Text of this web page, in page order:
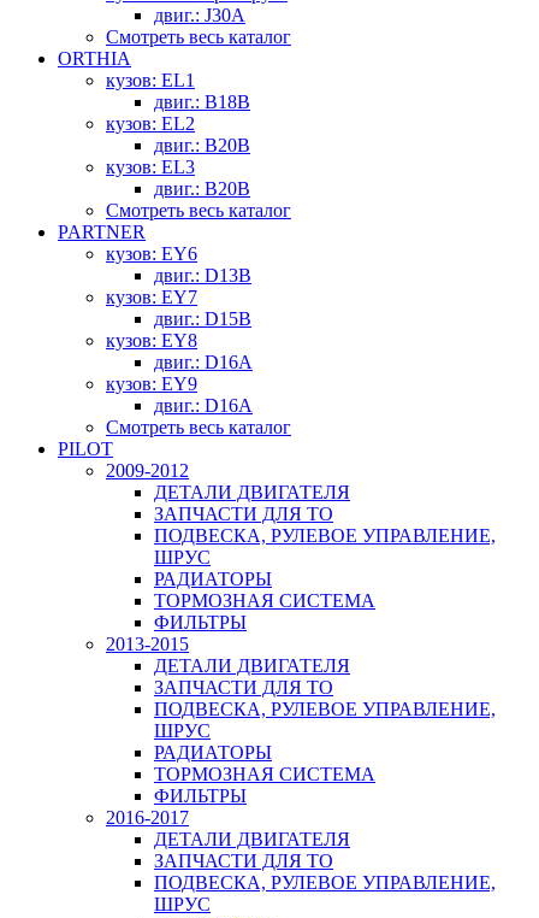
двиг.: J30A
Смотреть весь каталог
ORTHIA
кузов: EL1
двиг.: B18B
кузов: EL2
двиг.: B20B
кузов: EL3
двиг.: B20B
Смотреть весь каталог
PARTNER
кузов: EY6
двиг.: D13B
кузов: EY7
двиг.: D15B
кузов: EY8
двиг.: D16A
кузов: EY9
двиг.: D16A
Смотреть весь каталог
PILOT
2009-2012
ДЕТАЛИ ДВИГАТЕЛЯ
ЗАПЧАСТИ ДЛЯ ТО
ПОДВЕСКА, РУЛЕВОЕ УПРАВЛЕНИЕ,
ШРУС
РАДИАТОРЫ
ТОРМОЗНАЯ СИСТЕМА
ФИЛЬТРЫ
2013-2015
ДЕТАЛИ ДВИГАТЕЛЯ
ЗАПЧАСТИ ДЛЯ ТО
ПОДВЕСКА, РУЛЕВОЕ УПРАВЛЕНИЕ,
ШРУС
РАДИАТОРЫ
ТОРМОЗНАЯ СИСТЕМА
ФИЛЬТРЫ
2016-2017
ДЕТАЛИ ДВИГАТЕЛЯ
ЗАПЧАСТИ ДЛЯ ТО
ПОДВЕСКА, РУЛЕВОЕ УПРАВЛЕНИЕ,
ШРУС